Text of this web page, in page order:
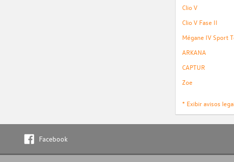
Clio V
Clio V Fase II
Mégane IV Sport
ARKANA
CAPTUR
Zoe
* Exibir avisos
Facebook